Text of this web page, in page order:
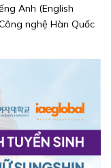
Anh (English
nghệ Hàn Quốc